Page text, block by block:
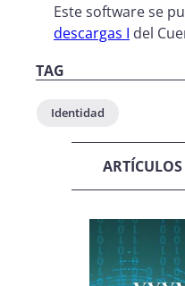
Este software se
descargas I del
TAG
Identidad